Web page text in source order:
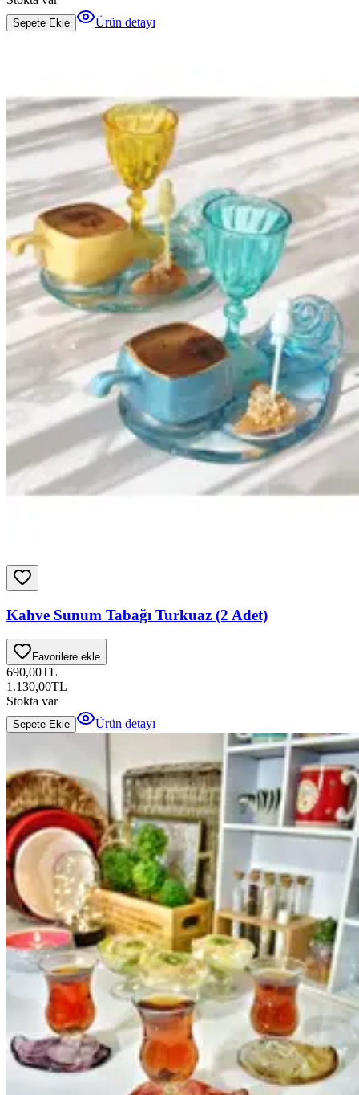
Sepete Ekle Ürün detayı
Kahve Sunum Tabağı Turkuaz (2 Adet)
Favorilere ekle
690,00TL
1.130,00TL
Stokta var
Sepete Ekle Ürün detayı